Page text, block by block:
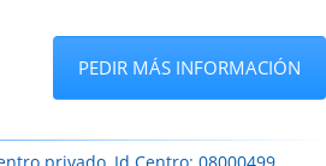
PEDIR MÁS INFORMACIÓN